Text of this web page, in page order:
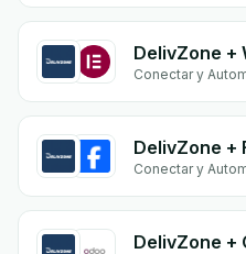
DelivZone +
Conectar y
DelivZone +
Conectar y
DelivZone +